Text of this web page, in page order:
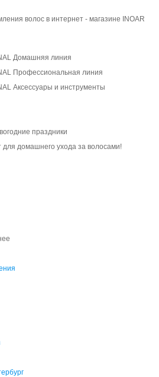
волос в интернет - магазине INOAR
Домашняя линия
Профессиональная линия
Аксессуары и инструменты
праздники
для домашнего ухода за волосами!